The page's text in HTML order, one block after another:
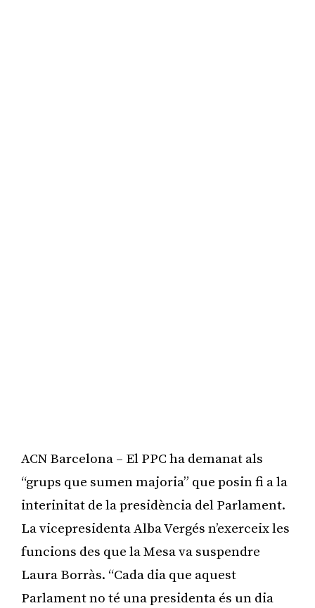
ACN Barcelona – El PPC ha demanat als
“grups que sumen majoria” que posin fi a la
interinitat de la presidència del Parlament.
La vicepresidenta Alba Vergés n’exerceix les
funcions des que la Mesa va suspendre
Laura Borràs. “Cada dia que aquest
Parlament no té una presidenta és un dia